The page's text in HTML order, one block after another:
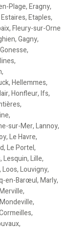
Plage,Eragny,
Estaires,Etaples,
,Fleury-sur-Orne
,Gagny,
Gonesse,
,
,
,Hellemmes,
,Honfleur,Ifs,
,
,
sur-Mer,Lannoy,
,Le Havre,
,Le Portel,
,Lesquin,Lille,
,Loos,Louvigny,
en-Barœul,Marly,
,
Mondeville,
,
,